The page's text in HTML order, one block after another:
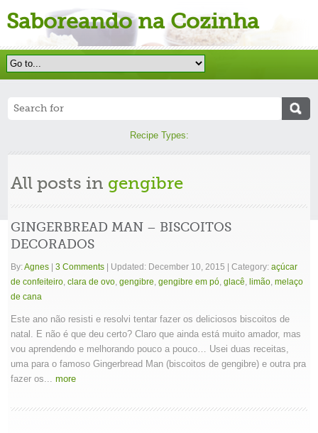
Saboreando na Cozinha
Recipe Types:
All posts in gengibre
GINGERBREAD MAN – BISCOITOS
DECORADOS
By:Agnes 3 Comments Updated: December 10, 2015 Category:açúcar
de confeiteiro,clara de ovo,gengibre,gengibre em pó,glacê, limão,melaço
de cana
Este ano não resisti e resolvi tentar fazer os deliciosos biscoitos de
natal. E não é que deu certo? Claro que ainda está muito amador, mas
vou aprendendo e melhorando pouco a pouco… Usei duas receitas,
uma para o famoso Gingerbread Man (biscoitos de gengibre) e outra pra
fazer os...more